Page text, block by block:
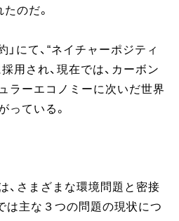
のだ。
にて、“ネイチャーポジティ
用され、現在では、カーボン
ラーエコノミーに次いだ世界
っている。
、さまざまな環境問題と密接
は主な３つの問題の現状につ